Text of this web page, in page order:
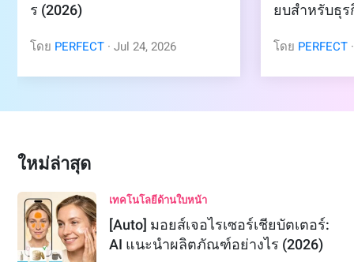
ร (2026)
โดย PERFECT ·Jul 24, 2026
ยบสำหรับธุ
โดย PERFECT
ใหม่ล่าสุด
เทคโนโลยีด้านใบหน้า
[Auto] มอยส์เจอไรเซอร์เชียบัตเตอร์:
AI แนะนำผลิตภัณฑ์อย่างไร (2026)